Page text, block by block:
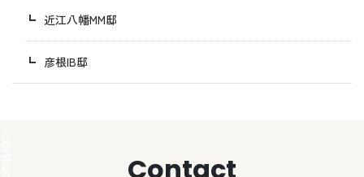
近江八幡MM邸
彦根IB邸
Contact